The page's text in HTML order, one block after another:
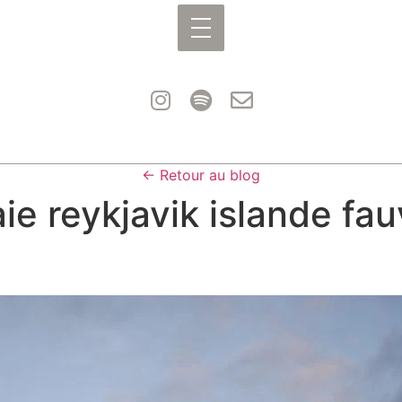
← Retour au blog
reykjavik islande